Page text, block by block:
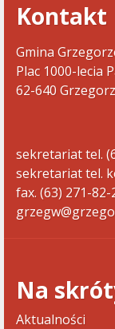
Kontakt
Gmina
Plac 1000-lecia
62-640
sekretariat tel.
sekretariat tel.
fax. (63) 271-82-
Na
Aktualności